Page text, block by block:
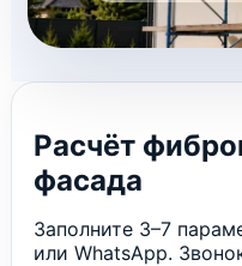
Расчёт
фасада
Заполните 3–7
или WhatsApp.